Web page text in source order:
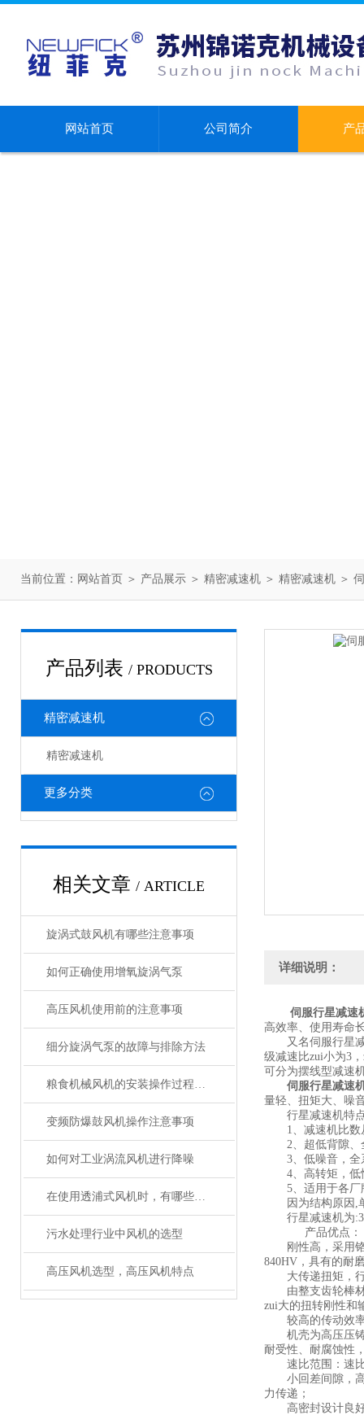
网站首页 公司简介 产
当前位置： 网站首页 ＞ 产品展示 ＞ 精密减速机 ＞ 精密减速机 ＞
产品列表 / PRODUCTS
精密减速机
精密减速机
更多分类
相关文章 / ARTICLE
旋涡式鼓风机有哪些注意事项
如何正确使用增氧旋涡气泵
高压风机使用前的注意事项
细分旋涡气泵的故障与排除方法
粮食机械风机的安装操作过程注意事项
变频防爆鼓风机操作注意事项
如何对工业涡流风机进行降噪
在使用透浦式风机时，有哪些注意事项
污水处理行业中风机的选型
高压风机选型，高压风机特点
详细说明：
伺服行星减速
高效率、使用寿命
又名伺服行星减
级减速比zui小为3
可分为摆线型减速
伺服行星减速
量轻、扭矩大、噪
行星减速机特
1、减速机比数
2、超低背隙、全
3、低噪音，全
4、高转矩，低
5、适用于各厂
因为结构原因,单
行星减速机为
产品优点：
刚性高，采用铬
840HV，具有的耐
大传递扭矩，行
由整支齿轮棒材
zui大的扭转刚性和
较高的传动效率
机壳为高压压铸
耐受性、耐腐蚀性
速比范围：速
小回差间隙，高
力传递；
高密封设计良好